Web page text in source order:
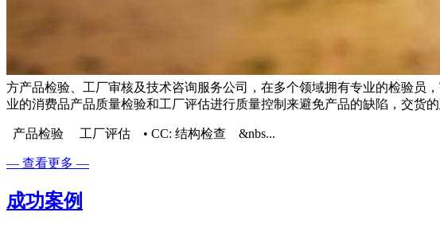
方产品检验、工厂审核及技术咨询服务公司，在多个领域拥有专业的检验员
业的消费品产品质量检验和工厂评估进行质量控制来避免产品的缺陷，交货的
产品检验 工厂评估 ​• CC: 结构检查 &nbs...
— 查看更多 —
成功案例